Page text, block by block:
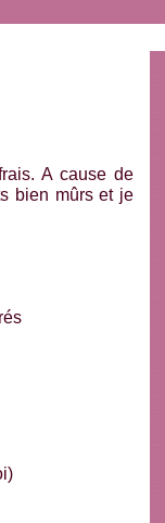
A cause de
bien mûrs et je